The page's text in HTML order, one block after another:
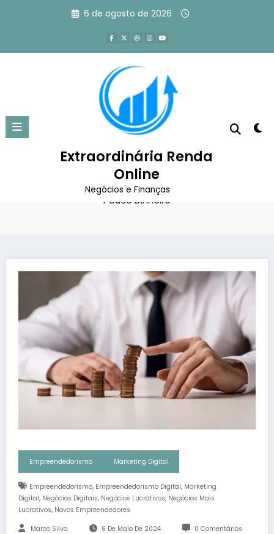
6 de agosto de 2026
Extraordinária Renda
Online
Negócios e Finanças
Negócios Lucrativos: 10 Ideias
Para Começar com Pouco
Dinheiro
Página inicial
Marketing Digital
Negócios Lucrativos: 10 Ideias Para Começar com
Pouco Dinheiro
Empreendedorismo Marketing Digital
Empreendedorismo, Empreendedorismo Digital, Marketing
Digital, Negócios Digitais, Negócios Lucrativos, Negócios Mais
Lucrativos, Novos Empreendedores
Marco Silva 6 De Maio De 2024 0 Comentários